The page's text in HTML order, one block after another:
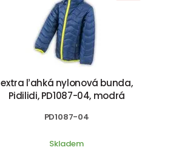
extra ľahká nylonová bunda,
Pidilidi, PD1087-04, modrá
PD1087-04
Skladem